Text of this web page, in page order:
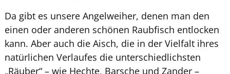
Da gibt es unsere Angelweiher, denen man den
einen oder anderen schönen Raubfisch entlocken
kann. Aber auch die Aisch, die in der Vielfalt ihres
natürlichen Verlaufes die unterschiedlichsten
„Räuber“ – wie Hechte, Barsche und Zander –